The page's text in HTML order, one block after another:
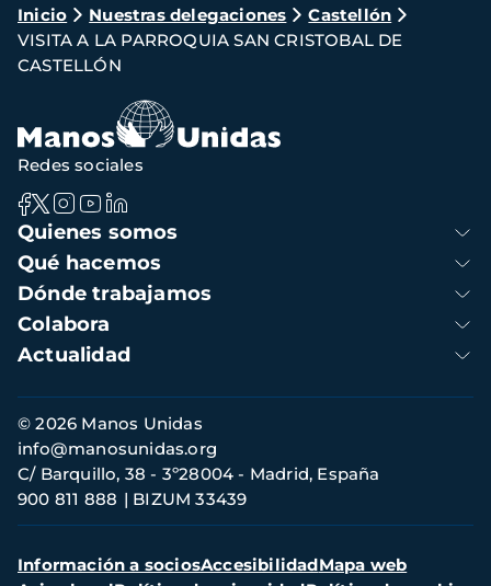
Ruta
de
navegación
Inicio Nuestras delegaciones
Castellón
VISITA A LA PARROQUIA SAN CRISTOBAL DE
CASTELLÓN
Navegación
principal
Quienes somos
Qué hacemos
Dónde trabajamos
Colabora
Actualidad
Redes sociales
Información
de
contacto
© 2026 Manos Unidas
C/ Barquillo, 38 - 3º28004 - Madrid, España
900 811 888
BIZUM 33439
info@manosunidas.org
Menú
Información a sociosAccesibilidadMapa web